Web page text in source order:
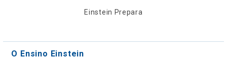
Einstein Prepara
O Ensino Einstein